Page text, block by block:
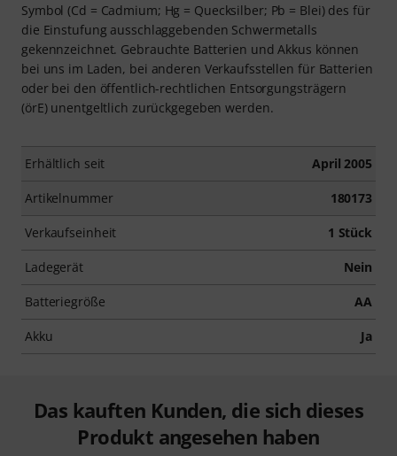
Symbol (Cd = Cadmium; Hg = Quecksilber; Pb = Blei) des für
die Einstufung ausschlaggebenden Schwermetalls
gekennzeichnet. Gebrauchte Batterien und Akkus können
bei uns im Laden, bei anderen Verkaufsstellen für Batterien
oder bei den öffentlich-rechtlichen Entsorgungsträgern
(örE) unentgeltlich zurückgegeben werden.
Erhältlich seit April 2005
Artikelnummer 180173
Verkaufseinheit 1 Stück
Ladegerät Nein
Batteriegröße AA
Akku Ja
Das kauften Kunden, die sich dieses
Produkt angesehen haben